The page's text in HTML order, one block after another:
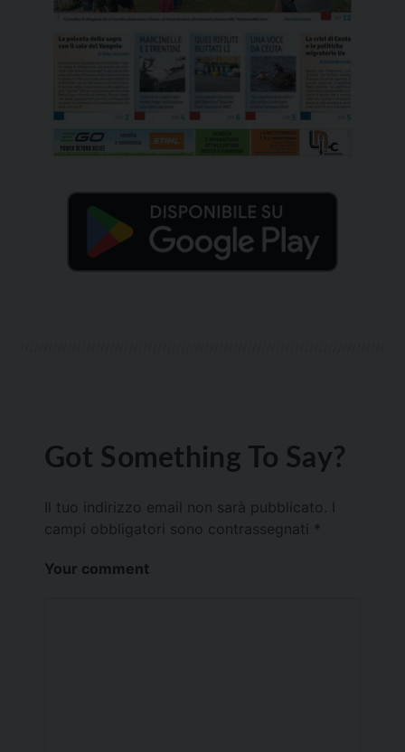
Got Something To Say?
Il tuo indirizzo email non sarà pubblicato.
campi obbligatori sono contrassegnati *
Your comment